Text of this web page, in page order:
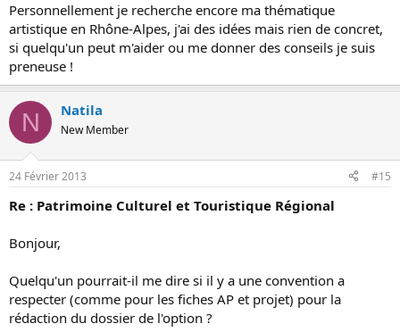
Personnellement je recherche encore ma thématique
artistique en Rhône-Alpes, j'ai des idées mais rien de concret,
si quelqu'un peut m'aider ou me donner des conseils je suis
preneuse !
N Natila
New Member
24 Février 2013 #15
Re : Patrimoine Culturel et Touristique Régional
Bonjour,
Quelqu'un pourrait-il me dire si il y a une convention a
respecter (comme pour les fiches AP et projet) pour la
rédaction du dossier de l'option ?